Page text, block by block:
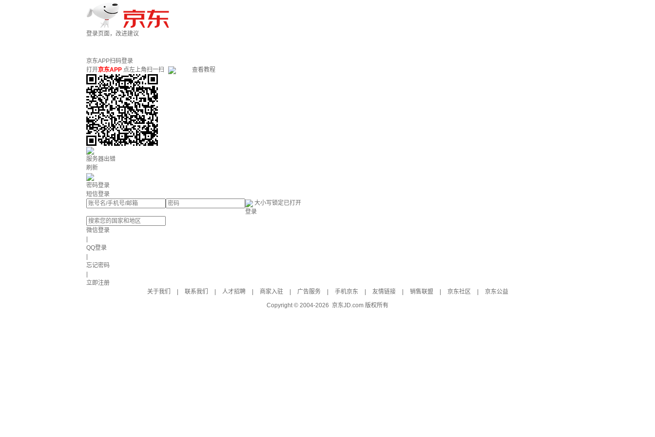
登录页面，改进建议
京东APP扫码登录
打开京东APP 点左上角扫一扫 查看教程
服务器出错
刷新
密码登录
短信登录
大小写锁定已打开
登录
微信登录
QQ登录
忘记密码
立即注册
关于我们
联系我们 人才招聘 商家入驻 广告服务 手机京东 友情链接 销售联盟 京东社区
京东公益
Copyright © 2004-2026 京东JD.com 版权所有